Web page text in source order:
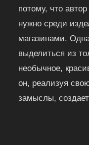
потому, что
нужно среди
магазинами.
выделиться из
необычное,
он, реализуя
замыслы,